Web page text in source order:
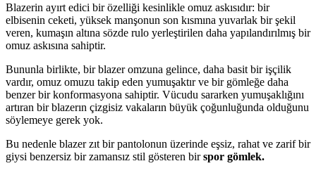
Blazerin ayırt edici bir özelliği kesinlikle omuz askısıdır: bir
elbisenin ceketi, yüksek manşonun son kısmına yuvarlak bir şekil
veren, kumaşın altına sözde rulo yerleştirilen daha yapılandırılmış bir
omuz askısına sahiptir.
Bununla birlikte, bir blazer omzuna gelince, daha basit bir işçilik
vardır, omuz omuzu takip eden yumuşaktır ve bir gömleğe daha
benzer bir konformasyona sahiptir. Vücudu sararken yumuşaklığını
artıran bir blazerın çizgisiz vakaların büyük çoğunluğunda olduğunu
söylemeye gerek yok.
Bu nedenle blazer zıt bir pantolonun üzerinde eşsiz, rahat ve zarif bir
giysi benzersiz bir zamansız stil gösteren birspor gömlek.